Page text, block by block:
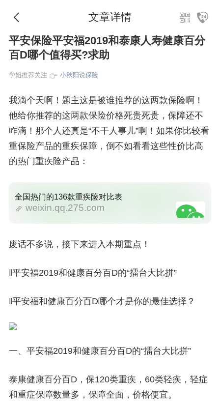
文章详情
平安保险平安福2019和泰康人寿健康百分
百D哪个值得买?求助
学姐推荐关注 小秋阳说保险
我滴个天啊！题主这是被谁推荐的这两款保险啊！
他给你推荐的这两款保险价格死贵死贵，保障还不
咋滴！那个人还真是“不干人事儿”啊！如果你比较看
重保险产品的重疾保障，倒不如看看这些性价比高
的热门重疾险产品：
全国热门的136款重疾险对比表
weixin.qq.275.com
废话不多说，接下来进入本期重点！
‖平安福2019和健康百分百D的“擂台大比拼”
‖平安福和健康百分百D哪个才是你的最佳选择？
一、平安福2019和健康百分百D的“擂台大比拼”
泰康健康百分百D，保120类重疾，60类轻疾，轻症
和重症保障数量多，保障全面，价格便宜。